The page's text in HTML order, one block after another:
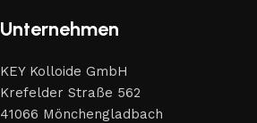
Unternehmen
KEY Kolloide GmbH
Krefelder Straße 562
41066 Mönchengladbach